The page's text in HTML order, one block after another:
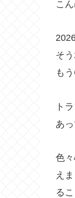
こ
そ
も
ト
あ
色
え
る